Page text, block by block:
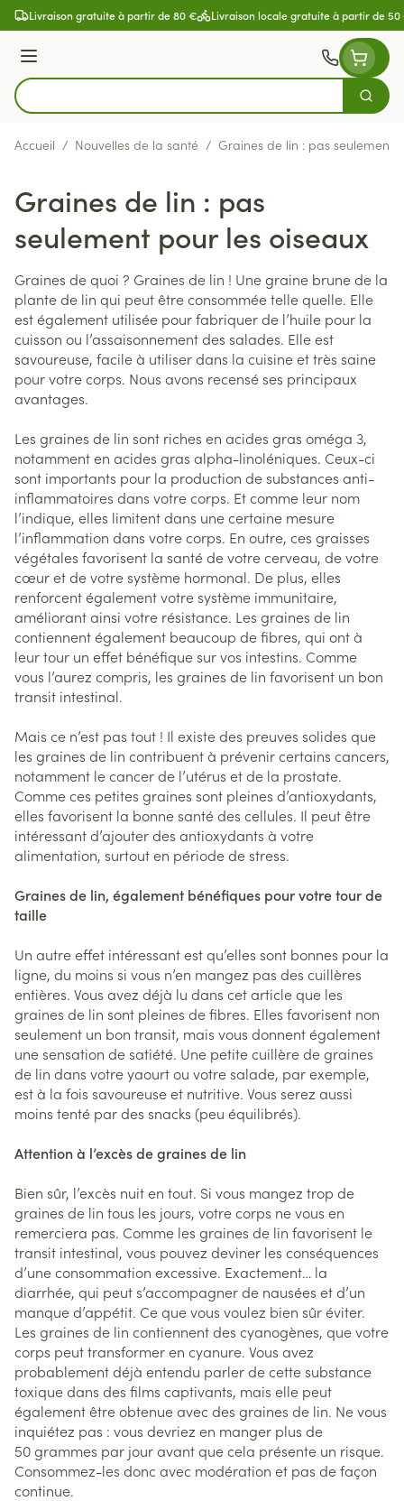
Aller au contenu
Livraison gratuite à partir de 80 € Livraison locale gratuite à partir de
Menu
Rechercher
Accueil / Nouvelles de la santé / Graines de lin : pas seulement
Graines de lin : pas
seulement pour les oiseaux
Graines de quoi ? Graines de lin ! Une graine brune de la
plante de lin qui peut être consommée telle quelle. Elle
est également utilisée pour fabriquer de l’huile pour la
cuisson ou l’assaisonnement des salades. Elle est
savoureuse, facile à utiliser dans la cuisine et très saine
pour votre corps. Nous avons recensé ses principaux
avantages.
Les graines de lin sont riches en acides gras oméga 3,
notamment en acides gras alpha-linoléniques. Ceux-ci
sont importants pour la production de substances anti-
inflammatoires dans votre corps. Et comme leur nom
l’indique, elles limitent dans une certaine mesure
l’inflammation dans votre corps. En outre, ces graisses
végétales favorisent la santé de votre cerveau, de votre
cœur et de votre système hormonal. De plus, elles
renforcent également votre système immunitaire,
améliorant ainsi votre résistance. Les graines de lin
contiennent également beaucoup de fibres, qui ont à
leur tour un effet bénéfique sur vos intestins. Comme
vous l’aurez compris, les graines de lin favorisent un bon
transit intestinal.
Mais ce n’est pas tout ! Il existe des preuves solides que
les graines de lin contribuent à prévenir certains cancers,
notamment le cancer de l’utérus et de la prostate.
Comme ces petites graines sont pleines d’antioxydants,
elles favorisent la bonne santé des cellules. Il peut être
intéressant d’ajouter des antioxydants à votre
alimentation, surtout en période de stress.
Graines de lin, également bénéfiques pour votre tour de
taille
Un autre effet intéressant est qu’elles sont bonnes pour la
ligne, du moins si vous n’en mangez pas des cuillères
entières. Vous avez déjà lu dans cet article que les
graines de lin sont pleines de fibres. Elles favorisent non
seulement un bon transit, mais vous donnent également
une sensation de satiété. Une petite cuillère de graines
de lin dans votre yaourt ou votre salade, par exemple,
est à la fois savoureuse et nutritive. Vous serez aussi
moins tenté par des snacks (peu équilibrés).
Attention à l’excès de graines de lin
Bien sûr, l’excès nuit en tout. Si vous mangez trop de
graines de lin tous les jours, votre corps ne vous en
remerciera pas. Comme les graines de lin favorisent le
transit intestinal, vous pouvez deviner les conséquences
d’une consommation excessive. Exactement… la
diarrhée, qui peut s’accompagner de nausées et d’un
manque d’appétit. Ce que vous voulez bien sûr éviter.
Les graines de lin contiennent des cyanogènes, que votre
corps peut transformer en cyanure. Vous avez
probablement déjà entendu parler de cette substance
toxique dans des films captivants, mais elle peut
également être obtenue avec des graines de lin. Ne vous
inquiétez pas : vous devriez en manger plus de
50 grammes par jour avant que cela présente un risque.
Consommez-les donc avec modération et pas de façon
continue.